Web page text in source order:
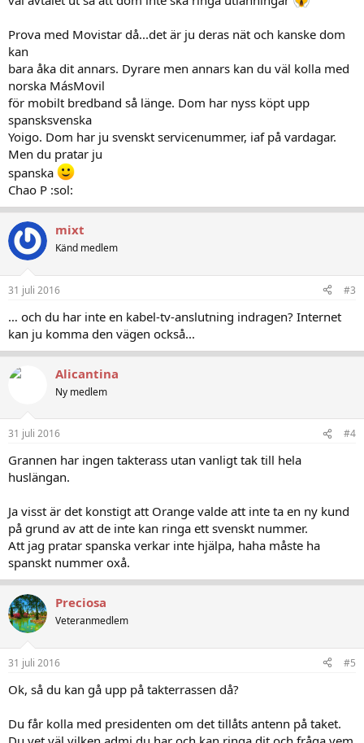
Prova med Movistar då...det är ju deras nät och kanske dom
kan
bara åka dit annars. Dyrare men annars kan du väl kolla med
norska MásMovil
för mobilt bredband så länge. Dom har nyss köpt upp
spansksvenska
Yoigo. Dom har ju svenskt servicenummer, iaf på vardagar.
Men du pratar ju
spanska
Chao P :sol:
mixt
Känd medlem
31 juli 2016 #3
… och du har inte en kabel-tv-anslutning indragen? Internet
kan ju komma den vägen också...
Alicantina
Ny medlem
31 juli 2016 #4
Grannen har ingen takterass utan vanligt tak till hela
huslängan.
Ja visst är det konstigt att Orange valde att inte ta en ny kund
på grund av att de inte kan ringa ett svenskt nummer.
Att jag pratar spanska verkar inte hjälpa, haha måste ha
spanskt nummer oxå.
Preciosa
Veteranmedlem
31 juli 2016 #5
Ok, så du kan gå upp på takterrassen då?
Du får kolla med presidenten om det tillåts antenn på taket.